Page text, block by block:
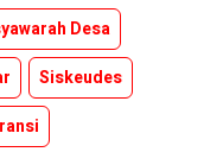
Desa
Siskeudes